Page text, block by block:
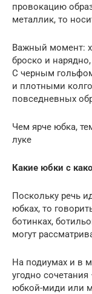
провокацию
металлик, то
Важный момент:
броско и
С черным
и плотными
повседневных
Чем ярче юбка,
луке
Какие юбки с
Поскольку речь
юбках, то
ботинках,
могут
На подиумах и в
угодно
юбкой-миди или